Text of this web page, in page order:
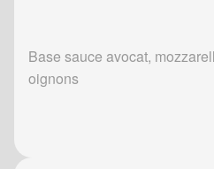
Base sauce avocat,
oignons